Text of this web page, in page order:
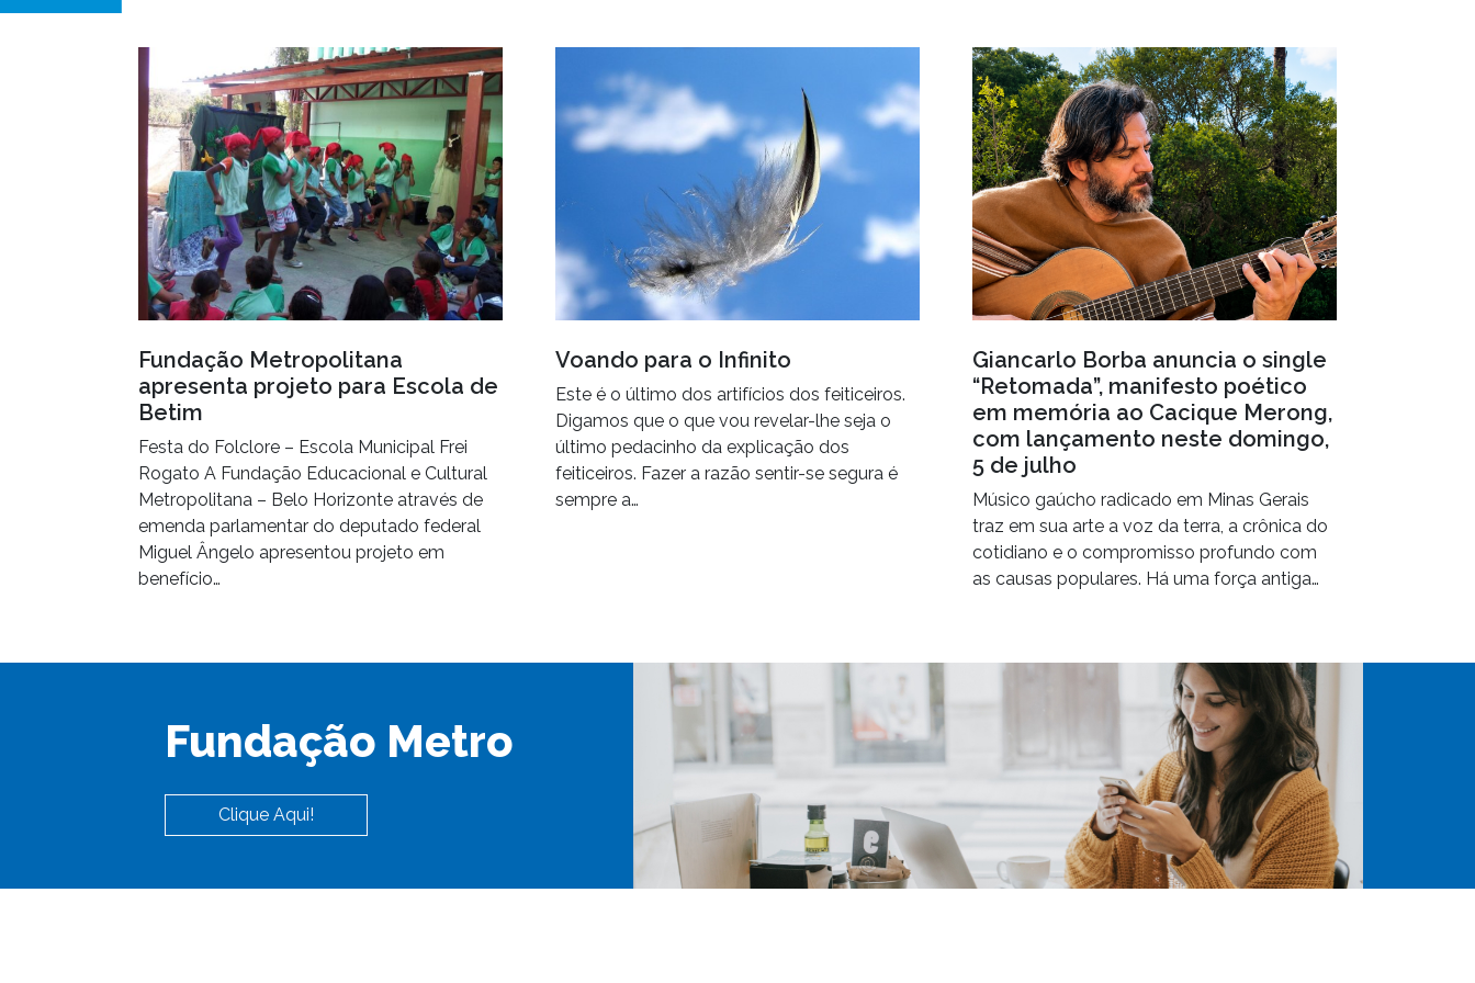
Fundação Metropolitana
apresenta projeto para Escola de
Betim
Festa do Folclore – Escola Municipal Frei
Rogato A Fundação Educacional e Cultural
Metropolitana – Belo Horizonte através de
emenda parlamentar do deputado federal
Miguel Ângelo apresentou projeto em
benefício…
Voando para o Infinito
Este é o último dos artifícios dos feiticeiros.
Digamos que o que vou revelar-lhe seja o
último pedacinho da explicação dos
feiticeiros. Fazer a razão sentir-se segura é
sempre a…
Giancarlo Borba anuncia o single
“Retomada”, manifesto poético
em memória ao Cacique Merong,
com lançamento neste domingo,
5 de julho
Músico gaúcho radicado em Minas Gerais
traz em sua arte a voz da terra, a crônica do
cotidiano e o compromisso profundo com
as causas populares. Há uma força antiga…
Fundação Metro
Clique Aqui!